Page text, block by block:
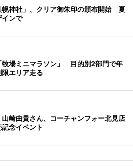
幌神社」、クリア御朱印の頒布開始 夏
インで
牧場ミニマラソン」 目的別2部門で年
エリア走る
崎由貴さん、コーチャンフォー北見店
念イベント